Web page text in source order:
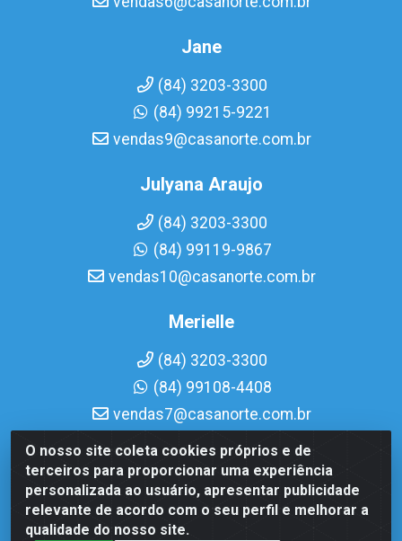
O nosso site coleta cookies próprios e de
terceiros para proporcionar uma experiência
personalizada ao usuário, apresentar publicidade
relevante de acordo com o seu perfil e melhorar a
qualidade do nosso site.
Jane
(84) 3203-3300
(84) 99215-9221
vendas9@casanorte.com.br
Julyana Araujo
(84) 3203-3300
(84) 99119-9867
vendas10@casanorte.com.br
Merielle
(84) 3203-3300
(84) 99108-4408
vendas7@casanorte.com.br
Casa Norte LTDA - Av. Interventor Mário Câmara, 1815 -
Dix-Sept Rosado, Natal/RN - CEP 59054-600 - CNPJ
08.713.513/0001-51